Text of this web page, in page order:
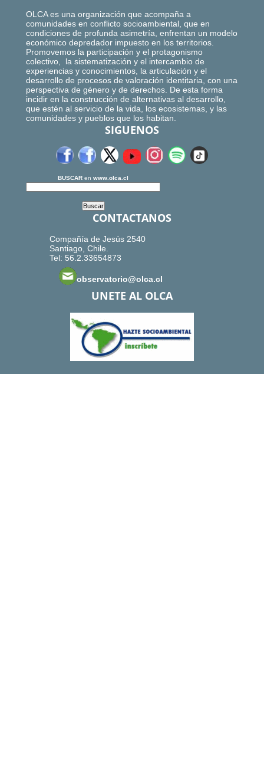
OLCA es una organización que acompaña a
comunidades en conflicto socioambiental, que en
condiciones de profunda asimetría, enfrentan un modelo
económico depredador impuesto en los territorios.
Promovemos la participación y el protagonismo
colectivo, la sistematización y el intercambio de
experiencias y conocimientos, la articulación y el
desarrollo de procesos de valoración identitaria, con una
perspectiva de género y de derechos. De esta forma
incidir en la construcción de alternativas al desarrollo,
que estén al servicio de la vida, los ecosistemas, y las
comunidades y pueblos que los habitan.
SIGUENOS
BUSCAR en www.olca.cl
CONTACTANOS
Compañía de Jesús 2540
Santiago, Chile.
Tel: 56.2.33654873
observatorio@olca.cl
UNETE AL OLCA